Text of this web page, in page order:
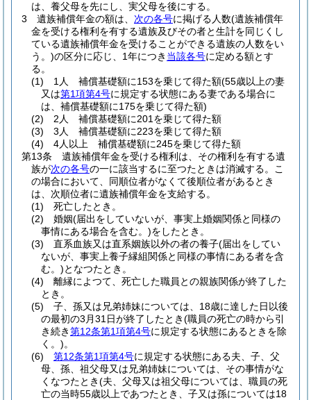
は、養父母を先にし、実父母を後にする。
3
遺族補償年金の額は、 次の各号に掲げる人数(遺族補償年
金を受ける権利を有する遺族及びその者と生計を同じくし
ている遺族補償年金を受けることができる遺族の人数をい
う。)の区分に応じ、1年につき 当該各号に定める額とす
る。
(1)
1人 補償基礎額に153を乗じて得た額(55歳以上の妻
又は第1項第4号に規定する状態にある妻である場合に
は、補償基礎額に175を乗じて得た額)
(2)
2人 補償基礎額に201を乗じて得た額
(3)
3人 補償基礎額に223を乗じて得た額
(4)
4人以上 補償基礎額に245を乗じて得た額
第13条
遺族補償年金を受ける権利は、その権利を有する遺
族が次の各号の一に該当するに至つたときは消滅する。
こ
の場合において、同順位者がなくて後順位者があるとき
は、次順位者に遺族補償年金を支給する。
(1)
死亡したとき。
(2)
婚姻(届出をしていないが、事実上婚姻関係と同様の
事情にある場合を含む。)をしたとき。
(3)
直系血族又は直系姻族以外の者の養子(届出をしてい
ないが、事実上養子縁組関係と同様の事情にある者を含
む。)となつたとき。
(4)
離縁によつて、死亡した職員との親族関係が終了した
とき。
(5)
子、孫又は兄弟姉妹については、18歳に達した日以後
の最初の3月31日が終了したとき(職員の死亡の時から引
き続き第12条第1項第4号に規定する状態にあるときを除
く。)。
(6)
第12条第1項第4号に規定する状態にある夫、子、父
母、孫、祖父母又は兄弟姉妹については、その事情がな
くなつたとき(夫、父母又は祖父母については、職員の死
亡の当時55歳以上であつたとき、子又は孫については18